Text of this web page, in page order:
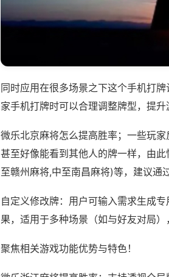
同时应用在很多场景之下这个手机打
家手机打牌时可以合理调整牌型，提
微乐北京麻将怎么提高胜率；一些玩
甚至好像能看到其他人的牌一样，由
至赣州麻将,中至南昌麻将)等，建议通
自定义修改牌：用户可输入需求生成
果，适用于多种场景（如与好友对局
聚焦相关游戏功能优势与特色！